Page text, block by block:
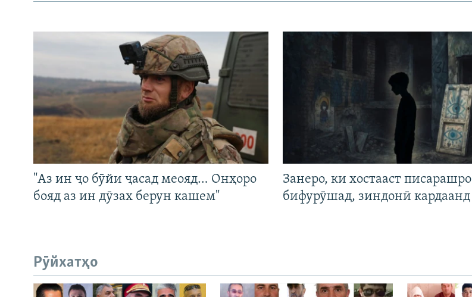
"Аз ин ҷо бӯйи ҷасад меояд… Онҳоро
бояд аз ин дӯзах берун кашем"
Занеро, ки хостааст писарашро
бифурӯшад, зиндонӣ кардаанд
Рӯйхатҳо